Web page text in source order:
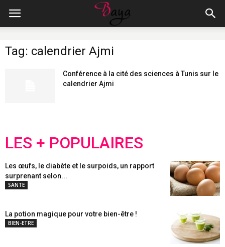
Tag: calendrier Ajmi
Conférence à la cité des sciences à Tunis sur le
calendrier Ajmi
LES + POPULAIRES
Les œufs, le diabète et le surpoids, un rapport
surprenant selon...
SANTE
La potion magique pour votre bien-être !
BIEN-ETRE